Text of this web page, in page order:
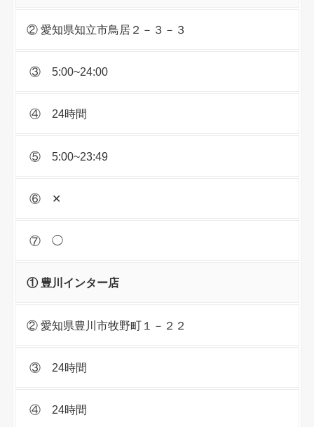
② 愛知県知立市鳥居２－３－３
③ 5:00~24:00
④ 24時間
⑤ 5:00~23:49
⑥ ✕
⑦ ◯
① 豊川インター店
② 愛知県豊川市牧野町１－２２
③ 24時間
④ 24時間